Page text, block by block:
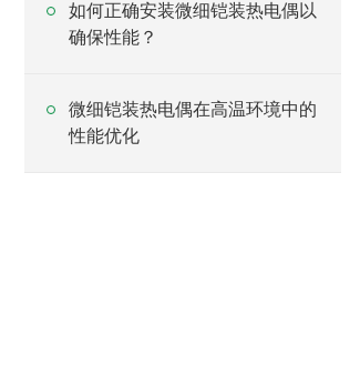
如何正确安装微细铠装热电偶以
确保性能？
微细铠装热电偶在高温环境中的
性能优化